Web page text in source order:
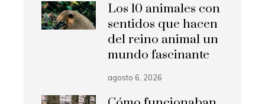
Los 10 animales con
sentidos que hacen
del reino animal un
mundo fascinante
agosto 6, 2026